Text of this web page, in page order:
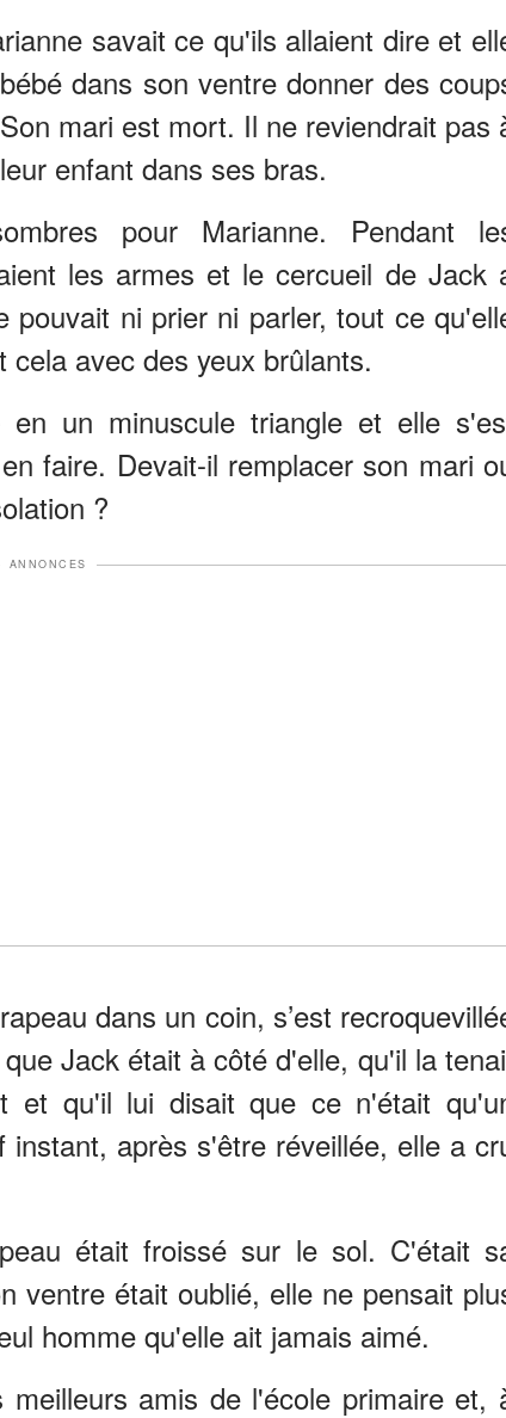
savait ce qu'ils allaient dire et
dans son ventre donner des
mari est mort. Il ne reviendrait pas
enfant dans ses bras.
pour Marianne. Pendant
les armes et le cercueil de Jack
pouvait ni prier ni parler, tout ce
avec des yeux brûlants.
un minuscule triangle et elle
faire. Devait-il remplacer son mari
?
ANNONCES
dans un coin, s’est
Jack était à côté d'elle, qu'il la
et qu'il lui disait que ce n'était
après s'être réveillée, elle a
était froissé sur le sol. C'était
ventre était oublié, elle ne pensait
homme qu'elle ait jamais aimé.
amis de l'école primaire et,